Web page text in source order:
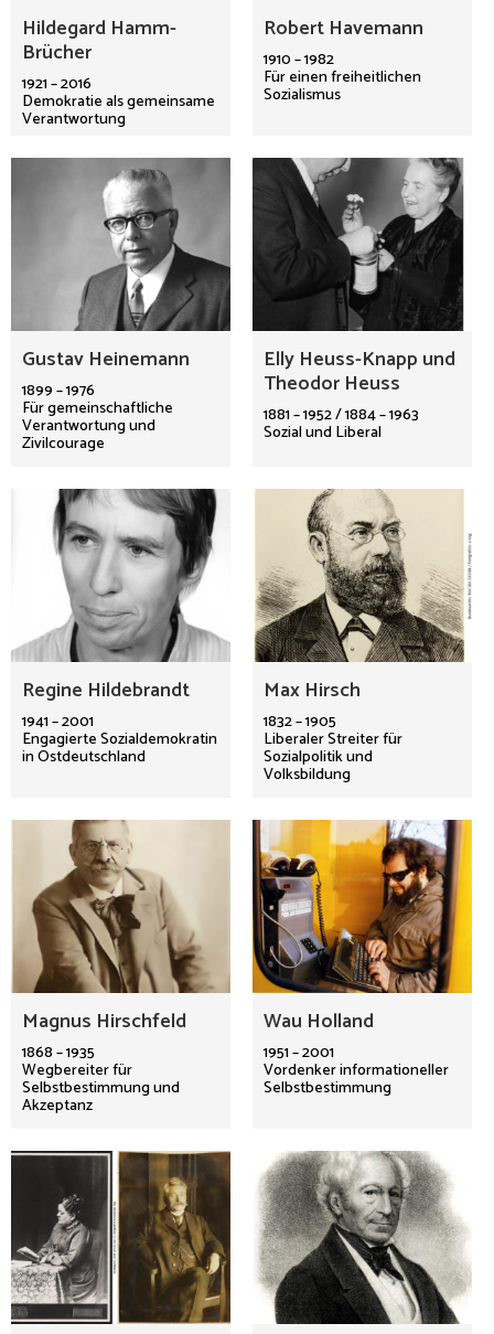
Hildegard Hamm-
Brücher
1921 – 2016
Demokratie als gemeinsame
Verantwortung
Robert Havemann
1910 – 1982
Für einen freiheitlichen
Sozialismus
Gustav Heinemann
1899 – 1976
Für gemeinschaftliche
Verantwortung und
Zivilcourage
Elly Heuss-Knapp und
Theodor Heuss
1881 – 1952 / 1884 – 1963
Sozial und Liberal
Regine Hildebrandt
1941 – 2001
Engagierte Sozialdemokratin
in Ostdeutschland
Max Hirsch
1832 – 1905
Liberaler Streiter für
Sozialpolitik und
Volksbildung
Magnus Hirschfeld
1868 – 1935
Wegbereiter für
Selbstbestimmung und
Akzeptanz
Wau Holland
1951 – 2001
Vordenker informationeller
Selbstbestimmung